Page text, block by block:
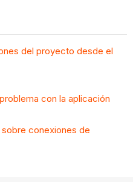
del proyecto desde el
con la aplicación
conexiones de